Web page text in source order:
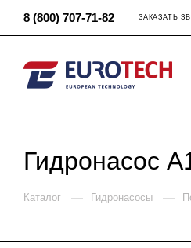
8 (800) 707-71-82 ЗАКАЗАТЬ
Гидронасос
Каталог — Гидронасосы —